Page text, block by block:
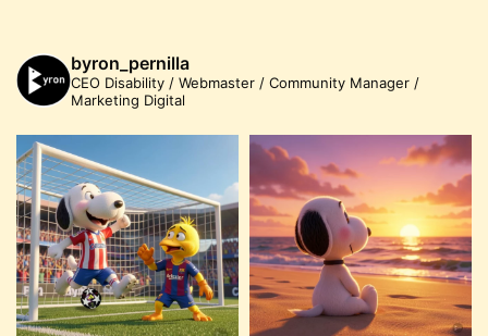
byron_pernilla
CEO Disability / Webmaster / Community Manager /
Marketing Digital